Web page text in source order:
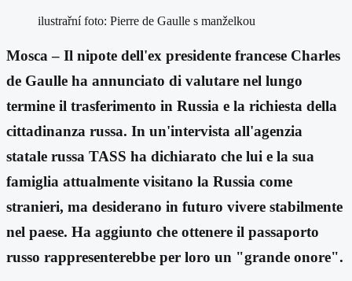
ilustrařní foto: Pierre de Gaulle s manželkou
Mosca – Il nipote dell'ex presidente francese Charles
de Gaulle ha annunciato di valutare nel lungo
termine il trasferimento in Russia e la richiesta della
cittadinanza russa. In un'intervista all'agenzia
statale russa TASS ha dichiarato che lui e la sua
famiglia attualmente visitano la Russia come
stranieri, ma desiderano in futuro vivere stabilmente
nel paese. Ha aggiunto che ottenere il passaporto
russo rappresenterebbe per loro un "grande onore".